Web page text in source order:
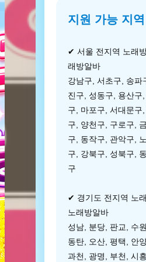
지원 가능 지역
✔ 서울 전지역 노래
래방알바
강남구, 서초구, 송파
진구, 성동구, 용산구
구, 마포구, 서대문구
구, 양천구, 구로구,
구, 동작구, 관악구,
구, 강북구, 성북구,
구
✔ 경기도 전지역 노
노래방알바
성남, 분당, 판교, 수
동탄, 오산, 평택, 안
과천, 광명, 부천, 시